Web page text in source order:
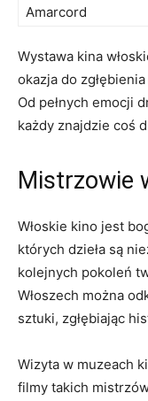
Amarcord
Wystawa kina
⁤okazja ⁣do
Od pełnych⁣ emocji
każdy znajdzie coś
Mistrzowie
Włoskie kino ‌jest
których dzieła są
kolejnych ⁢pokoleń
Włoszech można
sztuki, zgłębiając
Wizyta w muzeach
filmy takich‌